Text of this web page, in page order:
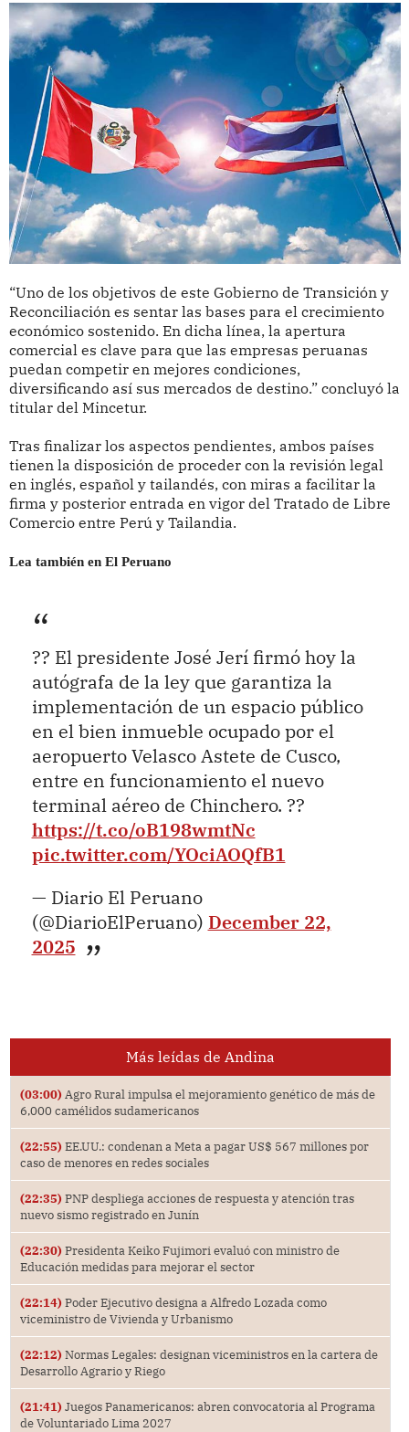
“Uno de los objetivos de este Gobierno de Transición y
Reconciliación es sentar las bases para el crecimiento
económico sostenido. En dicha línea, la apertura
comercial es clave para que las empresas peruanas
puedan competir en mejores condiciones,
diversificando así sus mercados de destino.” concluyó la
titular del Mincetur.
Tras finalizar los aspectos pendientes, ambos países
tienen la disposición de proceder con la revisión legal
en inglés, español y tailandés, con miras a facilitar la
firma y posterior entrada en vigor del Tratado de Libre
Comercio entre Perú y Tailandia.
Lea también en El Peruano
?? El presidente José Jerí firmó hoy la
autógrafa de la ley que garantiza la
implementación de un espacio público
en el bien inmueble ocupado por el
aeropuerto Velasco Astete de Cusco,
entre en funcionamiento el nuevo
terminal aéreo de Chinchero. ??
https://t.co/oB198wmtNc
pic.twitter.com/YOciAOQfB1
— Diario El Peruano
(@DiarioElPeruano) December 22,
2025
Más leídas de Andina
(03:00) Agro Rural impulsa el mejoramiento genético de más de
6,000 camélidos sudamericanos
(22:55) EE.UU.: condenan a Meta a pagar US$ 567 millones por
caso de menores en redes sociales
(22:35) PNP despliega acciones de respuesta y atención tras
nuevo sismo registrado en Junín
(22:30) Presidenta Keiko Fujimori evaluó con ministro de
Educación medidas para mejorar el sector
(22:14) Poder Ejecutivo designa a Alfredo Lozada como
viceministro de Vivienda y Urbanismo
(22:12) Normas Legales: designan viceministros en la cartera de
Desarrollo Agrario y Riego
(21:41) Juegos Panamericanos: abren convocatoria al Programa
de Voluntariado Lima 2027